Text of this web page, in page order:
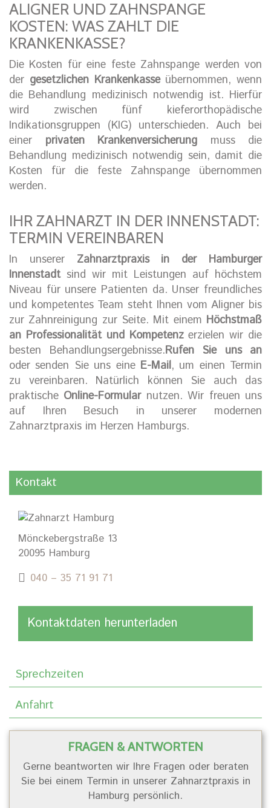
ALIGNER UND ZAHNSPANGE
KOSTEN: WAS ZAHLT DIE
KRANKENKASSE?
Die Kosten für eine feste Zahnspange werden von
der gesetzlichen Krankenkasseübernommen, wenn
die Behandlung medizinisch notwendig ist. Hierfür
wird zwischen fünf kieferorthopädische
Indikationsgruppen (KIG) unterschieden. Auch bei
einer privaten Krankenversicherung muss die
Behandlung medizinisch notwendig sein, damit die
Kosten für die feste Zahnspange übernommen
werden.
IHR ZAHNARZT IN DER INNENSTADT:
TERMIN VEREINBAREN
In unserer Zahnarztpraxis in der Hamburger
Innenstadtsind wir mit Leistungen auf höchstem
Niveau für unsere Patienten da. Unser freundliches
und kompetentes Team steht Ihnen vom Aligner bis
zur Zahnreinigung zur Seite. Mit einem Höchstmaß
an Professionalität und Kompetenzerzielen wir die
besten Behandlungsergebnisse.Rufen Sie uns an
oder senden Sie uns eine E-Mail, um einen Termin
zu vereinbaren. Natürlich können Sie auch das
praktische Online-Formularnutzen. Wir freuen uns
auf Ihren Besuch in unserer modernen
Zahnarztpraxis im Herzen Hamburgs.
Kontakt
Mönckebergstraße 13
20095 Hamburg
040 – 35 71 91 71
Kontaktdaten herunterladen
Sprechzeiten
Anfahrt
FRAGEN & ANTWORTEN
Gerne beantworten wir Ihre Fragen oder beraten
Sie bei einem Termin in unserer Zahnarztpraxis in
Hamburg persönlich.